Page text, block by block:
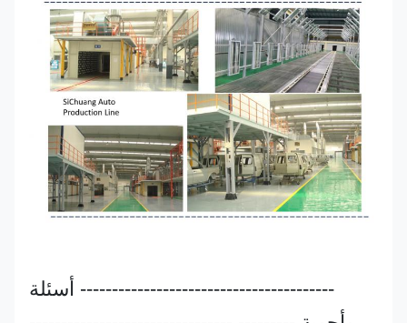
---------------------------------------- أسئلة